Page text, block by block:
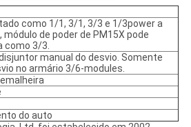
como 1/1, 3/1, 3/3 e 1/3power a
de poder de PM15X pode
como 3/3.
manual do desvio. Somente
no armário 3/6-modules.
do auto